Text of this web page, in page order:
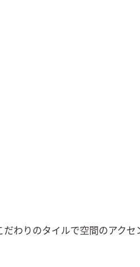
だわりのタイルで空間のアクセ